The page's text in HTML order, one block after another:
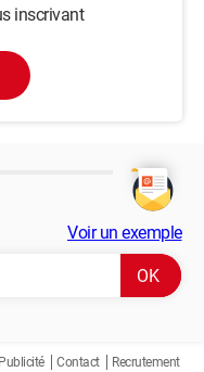
inscrivant
Voir un exemple
Publicité Contact Recrutement